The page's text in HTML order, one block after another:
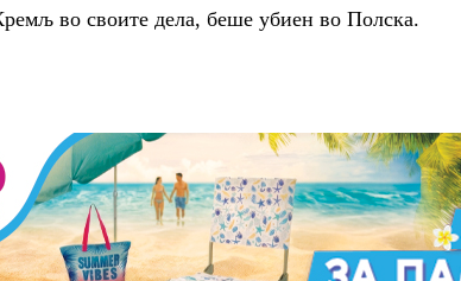
во своите дела, беше убиен во Полска.